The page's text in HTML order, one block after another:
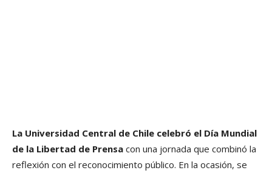
La Universidad Central de Chile celebró el Día Mundial
de la Libertad de Prensa con una jornada que combinó la
reflexión con el reconocimiento público. En la ocasión, se